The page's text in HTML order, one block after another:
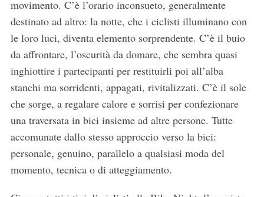
movimento. C’è l’orario inconsueto, generalmente
destinato ad altro: la notte, che i ciclisti illuminano con
le loro luci, diventa elemento sorprendente. C’è il buio
da affrontare, l’oscurità da domare, che sembra quasi
inghiottire i partecipanti per restituirli poi all’alba
stanchi ma sorridenti, appagati, rivitalizzati. C’è il sole
che sorge, a regalare calore e sorrisi per confezionare
una traversata in bici insieme ad altre persone. Tutte
accomunate dallo stesso approccio verso la bici:
personale, genuino, parallelo a qualsiasi moda del
momento, tecnica o di atteggiamento.